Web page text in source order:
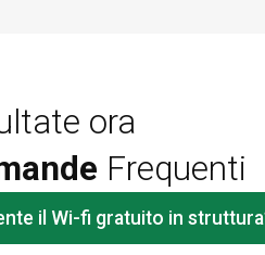
ora
Frequenti
il Wi-fi gratuito in